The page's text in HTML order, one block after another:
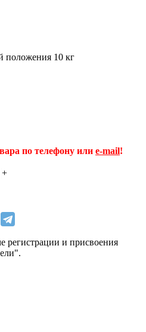
положения 10 кг
по телефону или e-mail!
+
регистрации и присвоения